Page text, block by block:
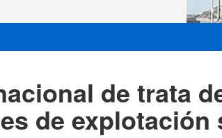
de trata
de explotación